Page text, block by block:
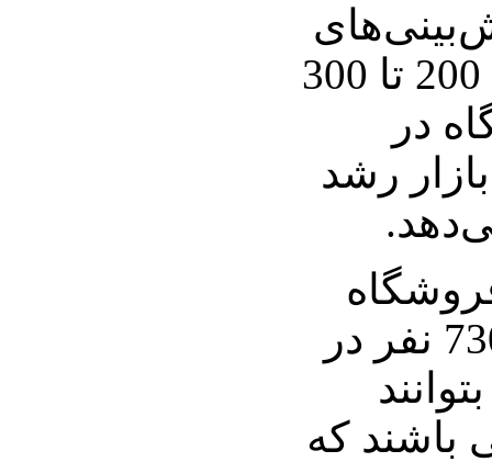
قبلی مبنی بر فروش 200 تا 300
در
رشد
مرکزی اپل بیش از 730 نفر در
باشند که